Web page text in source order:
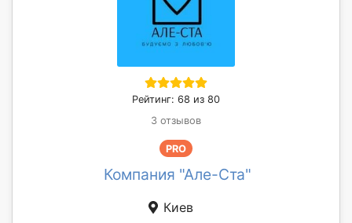
Рейтинг: 68 из 80
3 отзывов
PRO
Компания "Але-Ста"
Киев